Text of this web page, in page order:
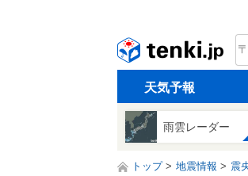
天気予報
雨雲レーダー
トップ 地震情報 震